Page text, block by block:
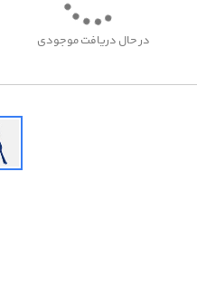
در حال دریافت موجودی